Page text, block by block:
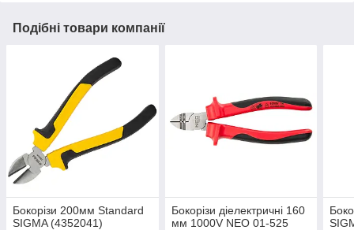
Подібні товари компанії
Бокорізи 200мм Standard
SIGMA (4352041)
Бокорізи діелектричні 160
мм 1000V NEO 01-525